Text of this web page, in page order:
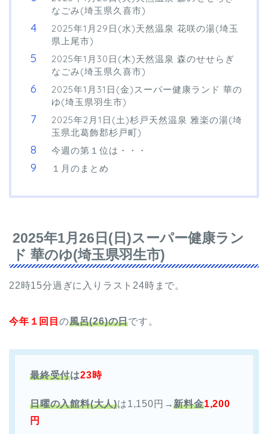
なごみ(埼玉県久喜市)
2025年1月29日(水)天然温泉 花咲の湯(埼玉
県上尾市)
2025年1月30日(木)天然温泉 森のせせらぎ
なごみ(埼玉県久喜市)
2025年1月31日(金)スーパー健康ランド 華の
ゆ(埼玉県羽生市)
2025年2月1日(土)杉戸天然温泉 雅楽の湯(埼
玉県北葛飾郡杉戸町)
今週の第１位は・・・
１月のまとめ
2025年1月26日(日)スーパー健康ラン
ド 華のゆ(埼玉県羽生市)
22時15分過ぎに入りラスト24時まで。
今年１回目 の風呂(26)の日です。
最終受付は23時
日曜の入館料(大人)は1,150円→新料金1,200
円